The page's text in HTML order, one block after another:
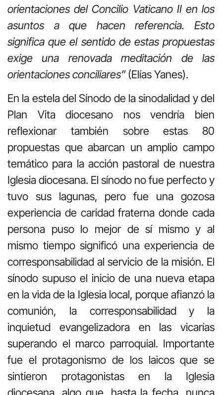
orientaciones del Concilio Vaticano II en los
asuntos a que hacen referencia. Esto
significa que el sentido de estas propuestas
exige una renovada meditación de las
orientaciones conciliares”(Elías Yanes).
En la estela del Sínodo de la sinodalidad y del
Plan Vita diocesano nos vendría bien
reflexionar también sobre estas 80
propuestas que abarcan un amplio campo
temático para la acción pastoral de nuestra
Iglesia diocesana. El sínodo no fue perfecto y
tuvo sus lagunas, pero fue una gozosa
experiencia de caridad fraterna donde cada
persona puso lo mejor de sí mismo y al
mismo tiempo significó una experiencia de
corresponsabilidad al servicio de la misión. El
sínodo supuso el inicio de una nueva etapa
en la vida de la Iglesia local, porque afianzó la
comunión, la corresponsabilidad y la
inquietud evangelizadora en las vicarías
superando el marco parroquial. Importante
fue el protagonismo de los laicos que se
sintieron protagonistas en la Iglesia
diocesana, algo que, hasta la fecha, nunca